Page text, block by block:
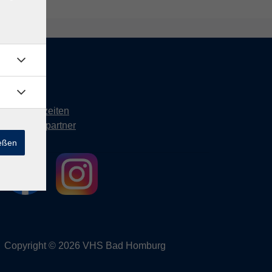
Kontakt
Öffnungszeiten
Ansprechpartner
Copyright © 2026 VHS Bad Homburg